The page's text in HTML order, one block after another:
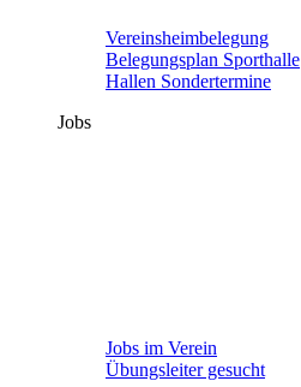
Vereinsheimbelegung
Belegungsplan Sporthalle
Hallen Sondertermine
Jobs
Jobs im Verein
Übungsleiter gesucht